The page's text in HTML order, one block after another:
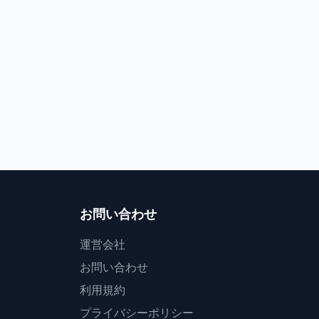
お問い合わせ
運営会社
お問い合わせ
利用規約
プライバシーポリシー